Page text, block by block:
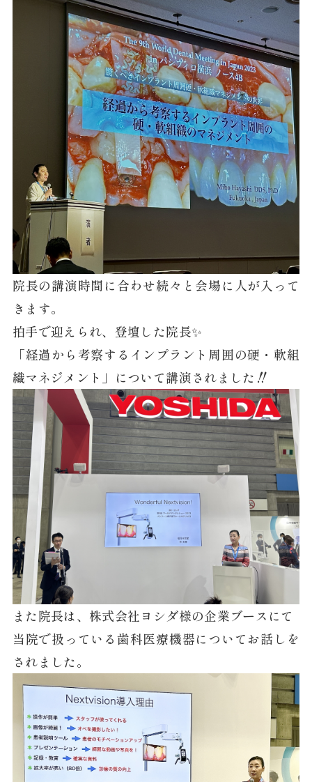
院長の講演時間に合わせ続々と会場に人が入って
きます。
拍手で迎えられ、登壇した院長✨
「経過から考察するインプラント周囲の硬・軟組
織マネジメント」について講演されました‼︎
また院長は、株式会社ヨシダ様の企業ブースにて
当院で扱っている歯科医療機器についてお話しを
されました。